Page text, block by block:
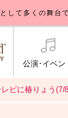
して多くの舞台
公演･イベン
イベント ブ
らせ一覧 公式
劇団について
ビに椿りょう(7/